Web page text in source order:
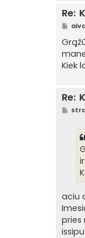
Re:
S
a
n
d
a
r
n
ė
Kiek
Re:
S
aciu
pries